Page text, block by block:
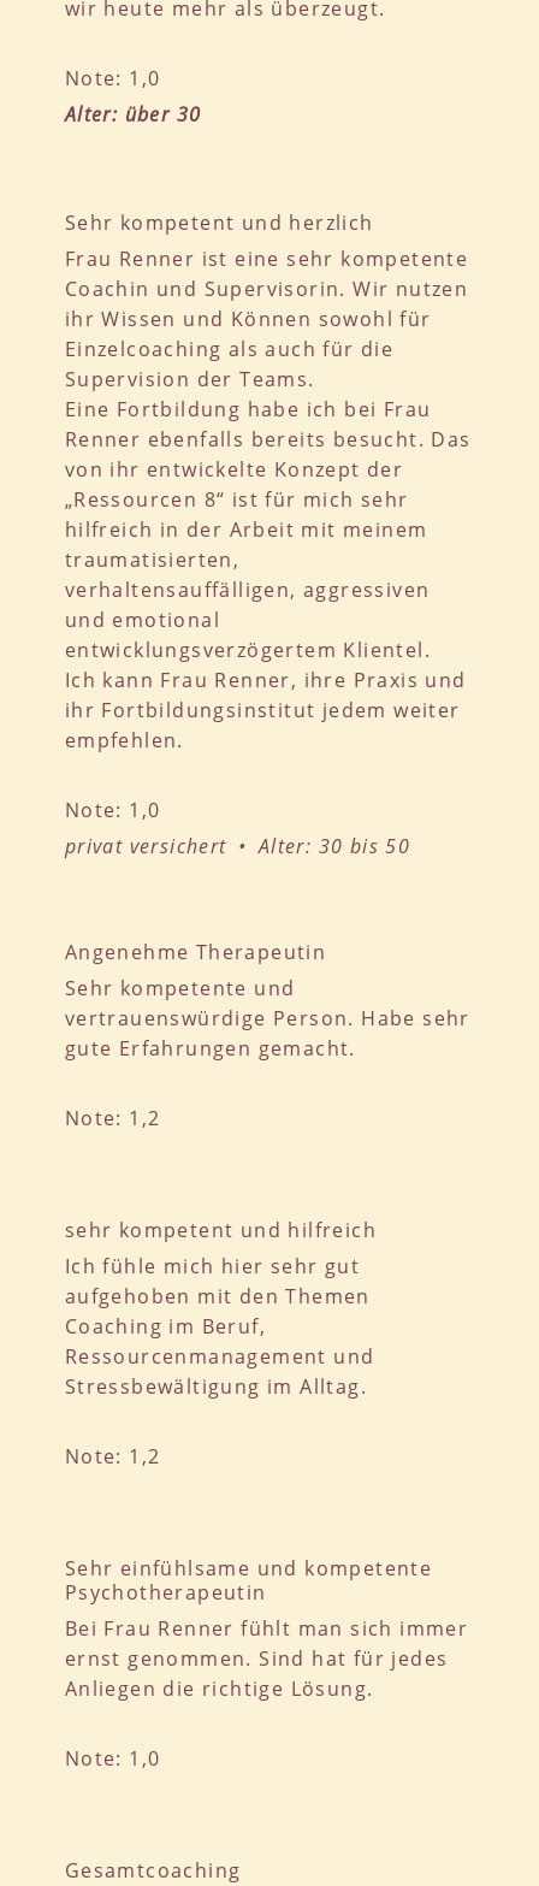
wir heute mehr als überzeugt.
Note: 1,0
Alter: über 30
Sehr kompetent und herzlich
Frau Renner ist eine sehr kompetente
Coachin und Supervisorin. Wir nutzen
ihr Wissen und Können sowohl für
Einzelcoaching als auch für die
Supervision der Teams.
Eine Fortbildung habe ich bei Frau
Renner ebenfalls bereits besucht. Das
von ihr entwickelte Konzept der
„Ressourcen 8“ ist für mich sehr
hilfreich in der Arbeit mit meinem
traumatisierten,
verhaltensauffälligen, aggressiven
und emotional
entwicklungsverzögertem Klientel.
Ich kann Frau Renner, ihre Praxis und
ihr Fortbildungsinstitut jedem weiter
empfehlen.
Note: 1,0
privat versichert • Alter: 30 bis 50
Angenehme Therapeutin
Sehr kompetente und
vertrauenswürdige Person. Habe sehr
gute Erfahrungen gemacht.
Note: 1,2
sehr kompetent und hilfreich
Ich fühle mich hier sehr gut
aufgehoben mit den Themen
Coaching im Beruf,
Ressourcenmanagement und
Stressbewältigung im Alltag.
Note: 1,2
Sehr einfühlsame und kompetente
Psychotherapeutin
Bei Frau Renner fühlt man sich immer
ernst genommen. Sind hat für jedes
Anliegen die richtige Lösung.
Note: 1,0
Gesamtcoaching